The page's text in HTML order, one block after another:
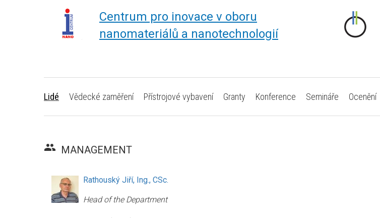
Centrum pro inovace v oboru
nanomateriálů a nanotechnologií
Lidé Vědecké zaměření Přístrojové vybavení Granty Konference Semináře Ocenění
group MANAGEMENT
Rathouský Jiří, Ing., CSc.
Head of the Department